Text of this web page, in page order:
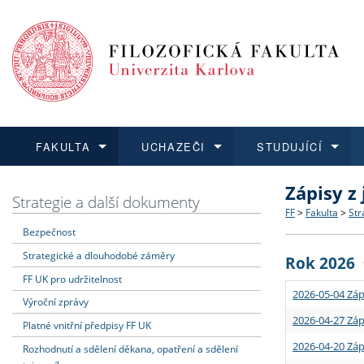
FAKULTA
Dozvědět se více
Struktura
Strategie
Podpora
UCHAZEČI
Podat přihlášku
Co
Učitelské
STUDUJÍCÍ
Dozvědět se více
Rigorózní
Dozvědět se více
O vědě a
Granty a
Dozvědět se více
Aktuální
Strategie a další dokumenty
Bezpečnost
Strategické a dlouhodobé záměry
FF UK pro udržitelnost
Výroční zprávy
Platné vnitřní předpisy FF UK
Rozhodnutí a sdělení děkana, opatření a sdělení
Zápisy
FF > Fakulta >
Rok 2026
2026-05-04
2026-04-27
2026-04-20